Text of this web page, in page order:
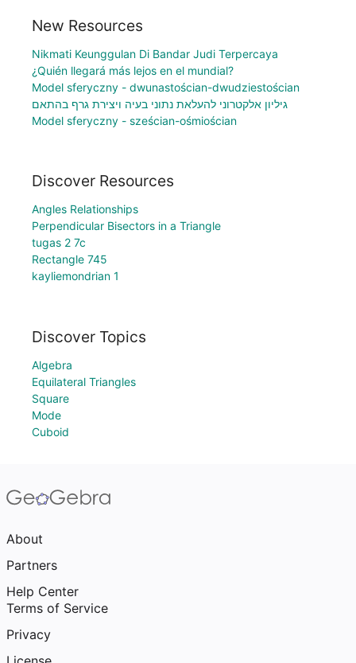
New Resources
Nikmati Keunggulan Di Bandar Judi Terpercaya
¿Quién llegará más lejos en el mundial?
Model sferyczny - dwunastościan-dwudziestościan
גיליון אלקטרוני להעלאת נתוני בעיה ויצירת גרף בהתאם
Model sferyczny - sześcian-ośmiościan
Discover Resources
Angles Relationships
Perpendicular Bisectors in a Triangle
tugas 2 7c
Rectangle 745
kayliemondrian 1
Discover Topics
Algebra
Equilateral Triangles
Square
Mode
Cuboid
About
Partners
Help Center
Terms of Service
Privacy